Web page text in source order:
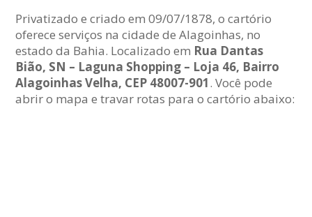
Privatizado e criado em 09/07/1878, o cartório
oferece serviços na cidade de Alagoinhas, no
estado da Bahia. Localizado em Rua Dantas
Bião, SN – Laguna Shopping – Loja 46, Bairro
Alagoinhas Velha, CEP 48007-901. Você pode
abrir o mapa e travar rotas para o cartório abaixo: